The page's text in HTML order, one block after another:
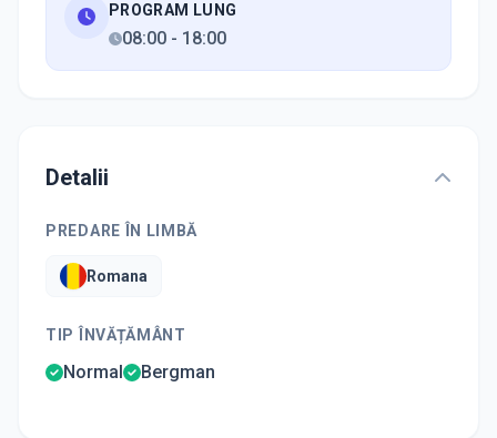
PROGRAM LUNG
08:00 - 18:00
Detalii
PREDARE ÎN LIMBĂ
Romana
TIP ÎNVĂȚĂMÂNT
Normal Bergman